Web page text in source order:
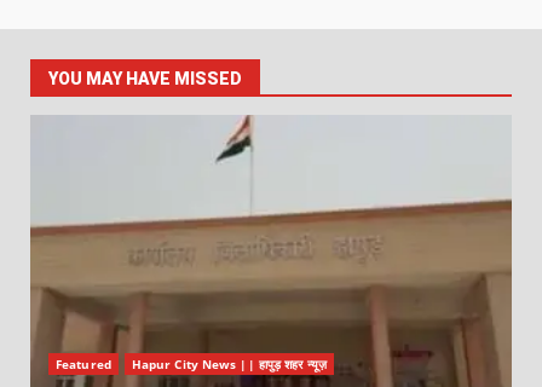
YOU MAY HAVE MISSED
Featured Hapur City News || हापुड़ शहर न्यूज़